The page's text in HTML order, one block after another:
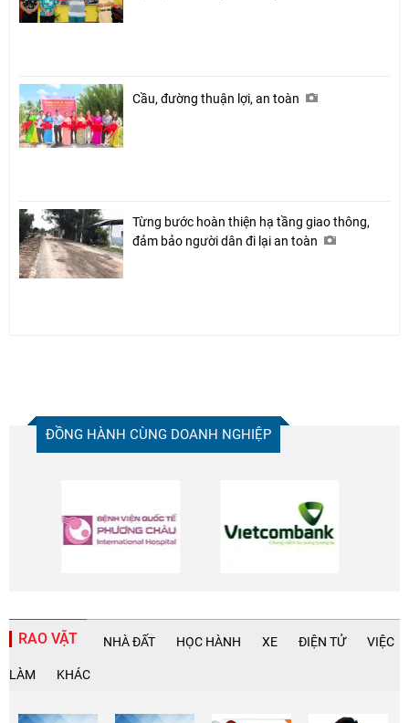
Cầu, đường thuận lợi, an toàn
Từng bước hoàn thiện hạ tầng giao thông,
đảm bảo người dân đi lại an toàn
ĐỒNG HÀNH CÙNG DOANH NGHIỆP
RAO VẶT NHÀ ĐẤT HỌC HÀNH XE ĐIỆN TỬ VIỆC
LÀM KHÁC